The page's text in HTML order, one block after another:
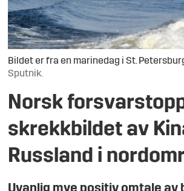
Bildet er fra en marinedag i St.
Sputnik.
Norsk
skrekkbildet av
Russland i